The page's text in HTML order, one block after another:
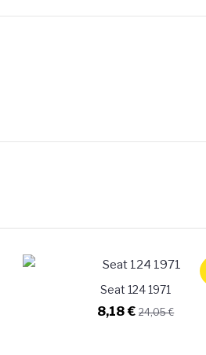
Seat 124 1971
8,18 €24,05 €